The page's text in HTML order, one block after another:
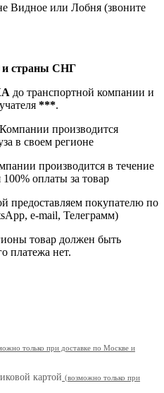
Видное или Лобня (звоните
страны СНГ
до транспортной компании и
***.
производится
в своем регионе
производится в течение
оплаты за товар
предоставляем покупателю по
e-mail, Телеграмм)
товар должен быть
платежа нет.
только при доставке по Москве и
картой (возможно только при